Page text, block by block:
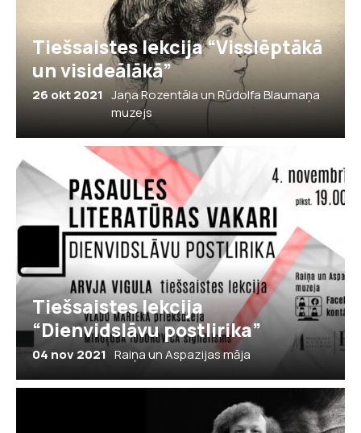
Tiešsaistes lekcija “Visslēptākā
un visideālākā”
26 okt 2021 Jaņa Rozentāla un Rūdolfa Blaumaņa
muzejs
Tiešsaistes lekcija
“Dienvidslāvu postlirika”
04 nov 2021 Raiņa un Aspazijas māja